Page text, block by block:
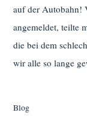
auf der Autobahn!
angemeldet, teilte
die bei dem
wir alle so lange
Blog